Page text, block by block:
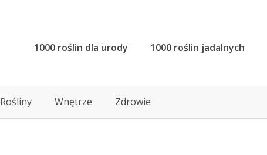
1000 roślin dla urody 1000 roślin jadalnych
Rośliny Wnętrze Zdrowie